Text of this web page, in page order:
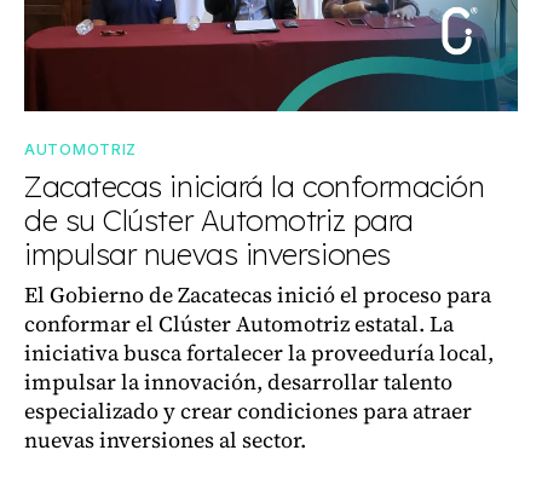
AUTOMOTRIZ
Zacatecas iniciará la conformación
de su Clúster Automotriz para
impulsar nuevas inversiones
El Gobierno de Zacatecas inició el proceso para
conformar el Clúster Automotriz estatal. La
iniciativa busca fortalecer la proveeduría local,
impulsar la innovación, desarrollar talento
especializado y crear condiciones para atraer
nuevas inversiones al sector.